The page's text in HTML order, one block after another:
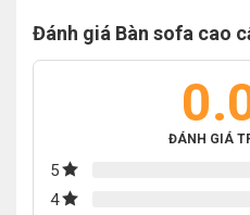
Đánh giá Bàn sofa cao
ĐÁNH GIÁ
5
4